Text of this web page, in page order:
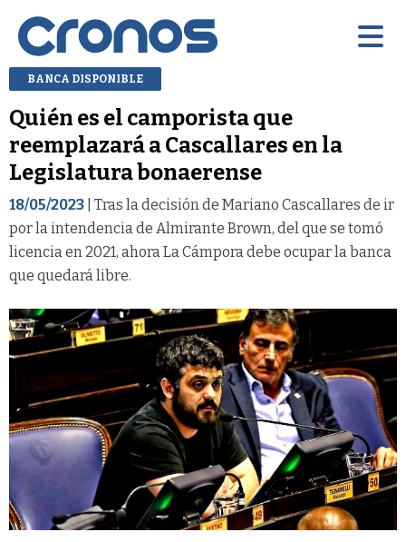
BANCA DISPONIBLE
Quién es el camporista que
reemplazará a Cascallares en la
Legislatura bonaerense
18/05/2023 | Tras la decisión de Mariano Cascallares de ir
por la intendencia de Almirante Brown, del que se tomó
licencia en 2021, ahora La Cámpora debe ocupar la banca
que quedará libre.